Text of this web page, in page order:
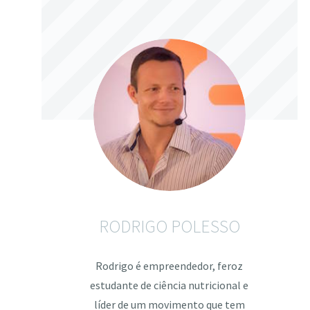
RODRIGO POLESSO
Rodrigo é empreendedor, feroz
estudante de ciência nutricional e
líder de um movimento que tem